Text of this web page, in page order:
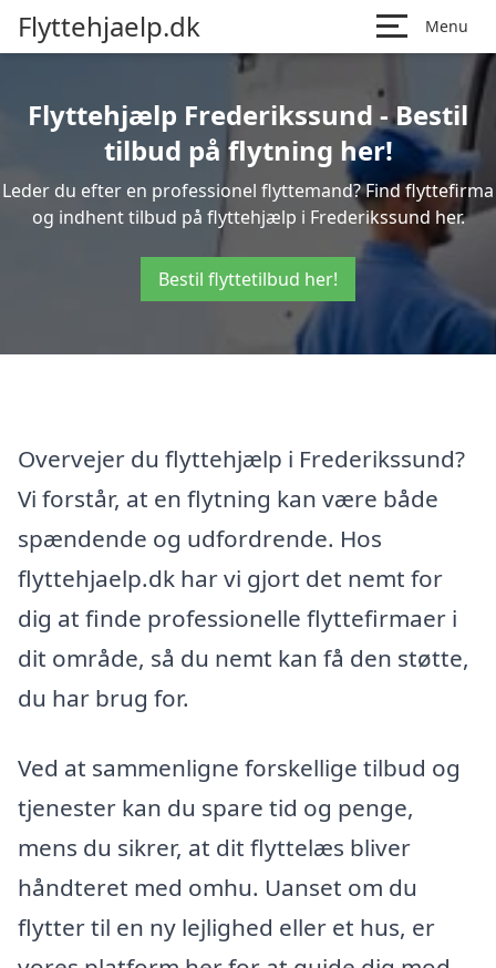
Flyttehjaelp.dk Menu
Flyttehjælp Frederikssund - Bestil
tilbud på flytning her!
Leder du efter en professionel flyttemand? Find flyttefirma
og indhent tilbud på flyttehjælp i Frederikssund her.
Bestil flyttetilbud her!
Overvejer du flyttehjælp i Frederikssund?
Vi forstår, at en flytning kan være både
spændende og udfordrende. Hos
flyttehjaelp.dk har vi gjort det nemt for
dig at finde professionelle flyttefirmaer i
dit område, så du nemt kan få den støtte,
du har brug for.
Ved at sammenligne forskellige tilbud og
tjenester kan du spare tid og penge,
mens du sikrer, at dit flyttelæs bliver
håndteret med omhu. Uanset om du
flytter til en ny lejlighed eller et hus, er